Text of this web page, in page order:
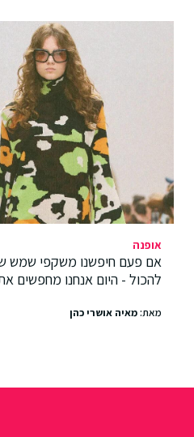
אופנה
אם פעם חיפשנו משקפי שמש
להכול - היום אנחנו מחפשים
מאת:מאיה אושרי כהן